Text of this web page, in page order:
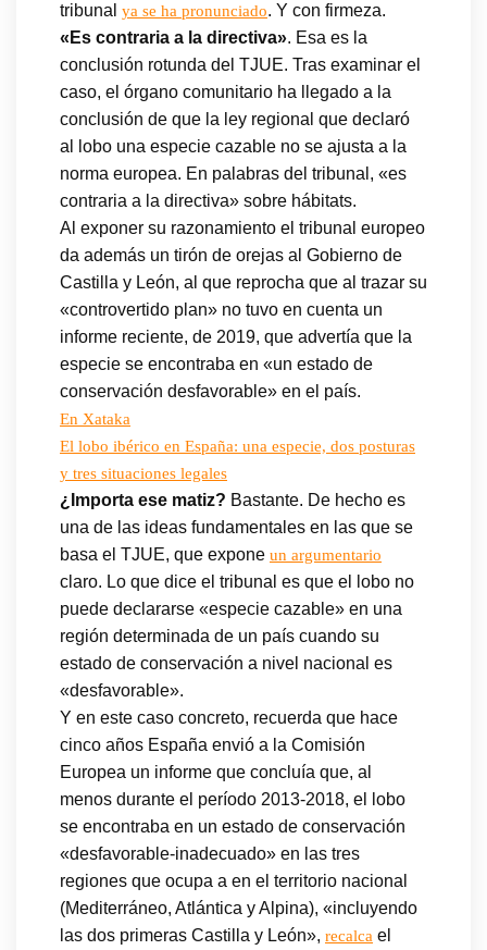
tribunal ya se ha pronunciado. Y con firmeza.
«Es contraria a la directiva». Esa es la
conclusión rotunda del TJUE. Tras examinar el
caso, el órgano comunitario ha llegado a la
conclusión de que la ley regional que declaró
al lobo una especie cazable no se ajusta a la
norma europea. En palabras del tribunal, «es
contraria a la directiva» sobre hábitats.
Al exponer su razonamiento el tribunal europeo
da además un tirón de orejas al Gobierno de
Castilla y León, al que reprocha que al trazar su
«controvertido plan» no tuvo en cuenta un
informe reciente, de 2019, que advertía que la
especie se encontraba en «un estado de
conservación desfavorable» en el país.
En Xataka
El lobo ibérico en España: una especie, dos posturas
y tres situaciones legales
¿Importa ese matiz? Bastante. De hecho es
una de las ideas fundamentales en las que se
basa el TJUE, que expone un argumentario
claro. Lo que dice el tribunal es que el lobo no
puede declararse «especie cazable» en una
región determinada de un país cuando su
estado de conservación a nivel nacional es
«desfavorable».
Y en este caso concreto, recuerda que hace
cinco años España envió a la Comisión
Europea un informe que concluía que, al
menos durante el período 2013-2018, el lobo
se encontraba en un estado de conservación
«desfavorable-inadecuado» en las tres
regiones que ocupa a en el territorio nacional
(Mediterráneo, Atlántica y Alpina), «incluyendo
las dos primeras Castilla y León», recalca el